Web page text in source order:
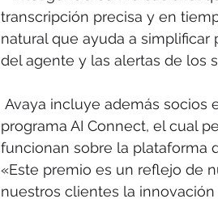
transcripción precisa y en
natural que ayuda a
del agente y las alertas de los
programa AI Connect, el cual
funcionan sobre la plataforma
«Este premio es un reflejo de
nuestros clientes la